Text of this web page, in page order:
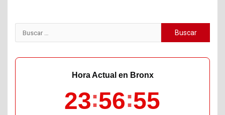
Buscar:
Hora Actual en Bronx
23 56 56